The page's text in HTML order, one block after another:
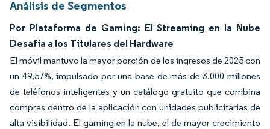
Análisis de Segmentos
Por Plataforma de Gaming: El Streaming en la Nube
Desafía a los Titulares del Hardware
El móvil mantuvo la mayor porción de los ingresos de 2025 con
un 49,57%, impulsado por una base de más de 3.000 millones
de teléfonos inteligentes y un catálogo gratuito que combina
compras dentro de la aplicación con unidades publicitarias de
alta visibilidad. El gaming en la nube, el de mayor crecimiento